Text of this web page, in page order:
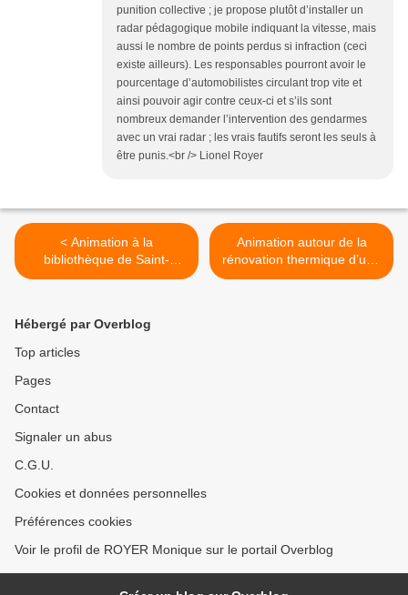
punition collective ; je propose plutôt d’installer un
radar pédagogique mobile indiquant la vitesse, mais
aussi le nombre de points perdus si infraction (ceci
existe ailleurs). Les responsables pourront avoir le
pourcentage d’automobilistes circulant trop vite et
ainsi pouvoir agir contre ceux-ci et s’ils sont
nombreux demander l’intervention des gendarmes
avec un vrai radar ; les vrais fautifs seront les seuls à
être punis.<br /> Lionel Royer
< Animation à la
bibliothèque de Saint-
Paterne sur le thème de
Animation autour de la
rénovation thermique d’une
maison individuelle >
Hébergé par Overblog
Top articles
Pages
Contact
Signaler un abus
C.G.U.
Cookies et données personnelles
Préférences cookies
Voir le profil de ROYER Monique sur le portail Overblog